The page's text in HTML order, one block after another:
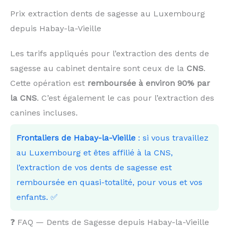
Prix extraction dents de sagesse au Luxembourg
depuis Habay-la-Vieille
Les tarifs appliqués pour l’extraction des dents de
sagesse au cabinet dentaire sont ceux de la CNS.
Cette opération est remboursée à environ 90% par
la CNS. C’est également le cas pour l’extraction des
canines incluses.
Frontaliers de Habay-la-Vieille : si vous travaillez
au Luxembourg et êtes affilié à la CNS,
l’extraction de vos dents de sagesse est
remboursée en quasi-totalité, pour vous et vos
enfants. ✅
❓ FAQ — Dents de Sagesse depuis Habay-la-Vieille